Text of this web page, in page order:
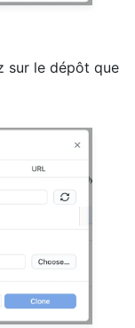
sur le dépôt que